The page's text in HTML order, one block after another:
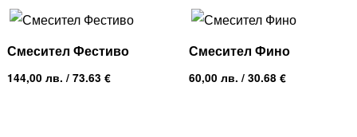
Смесител Фестиво
144,00 лв. / 73.63 €
Смесител Фино
60,00лв. / 30.68 €